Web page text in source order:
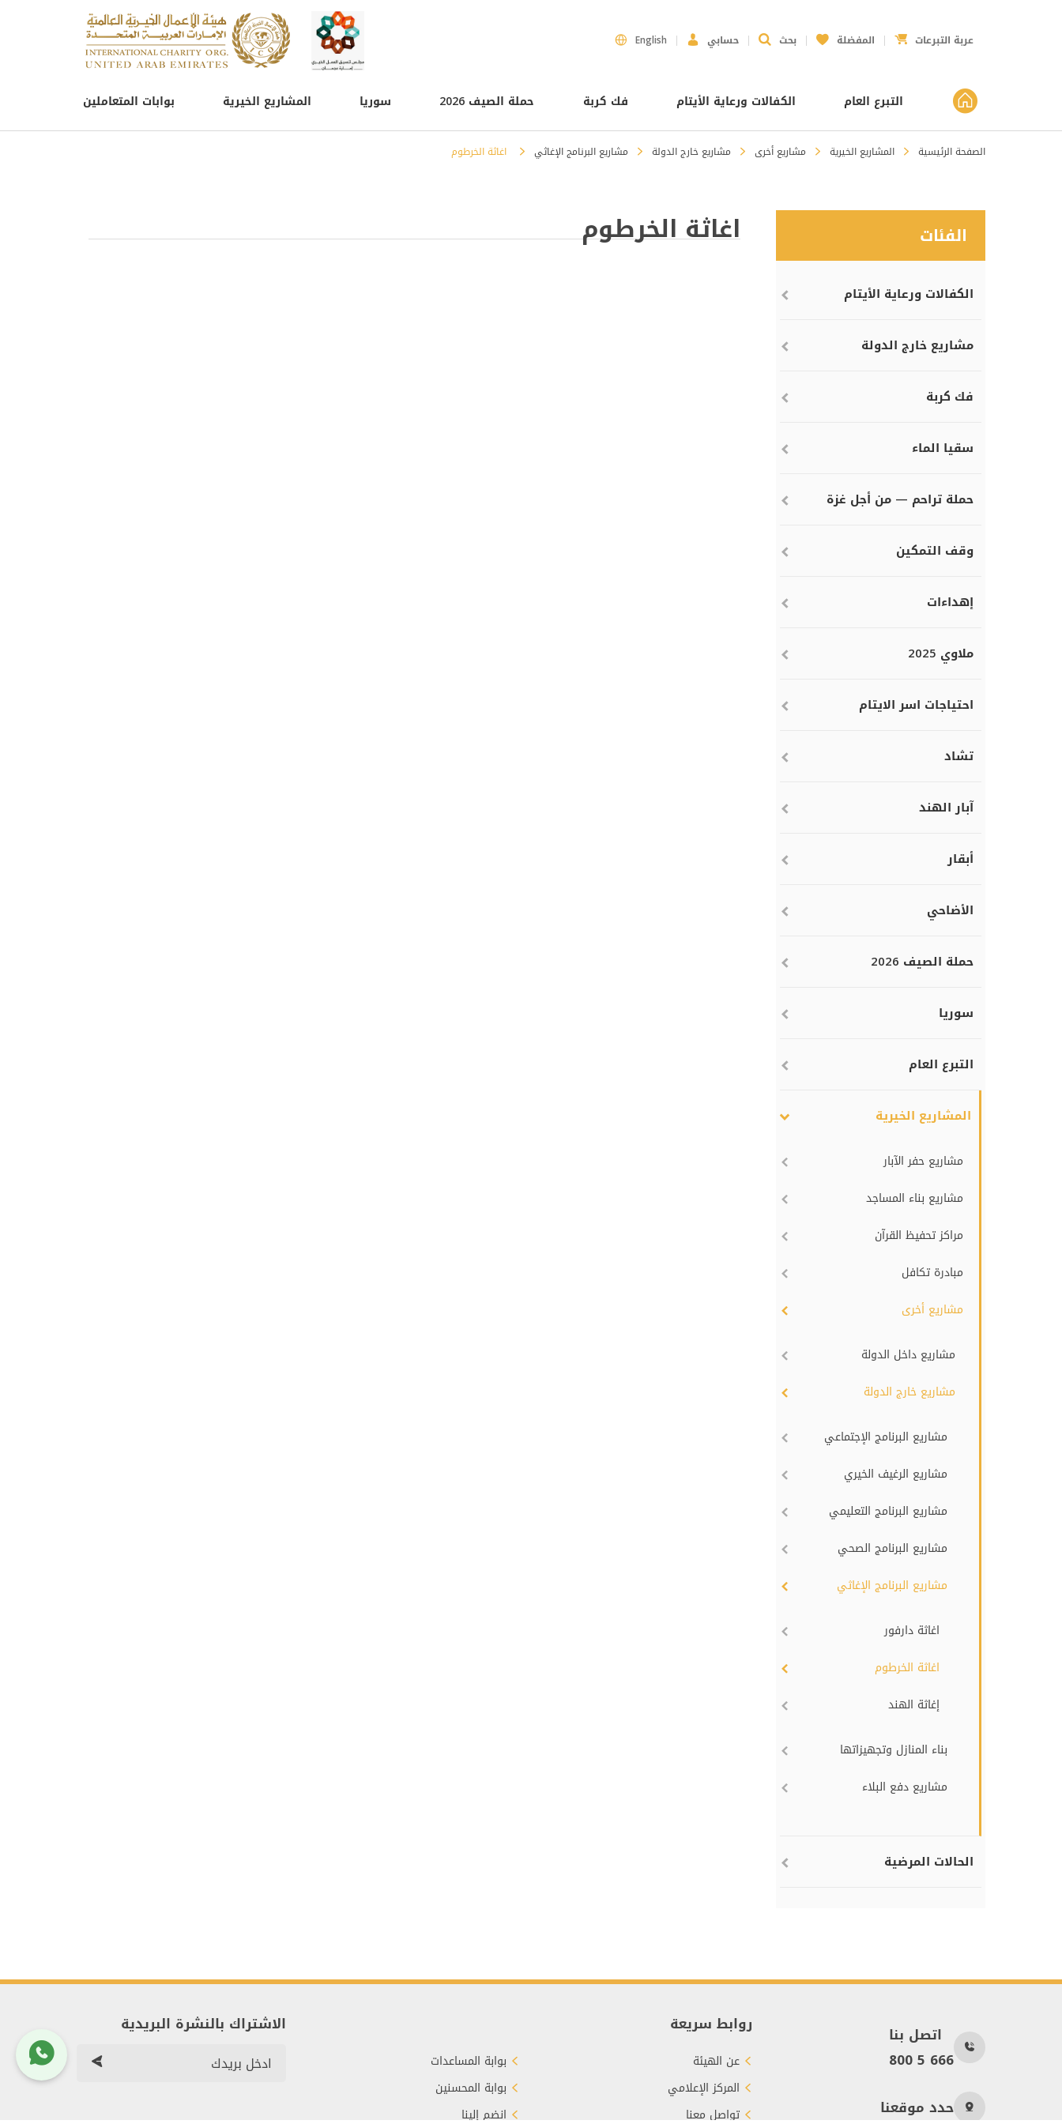
English حسابي بحث المفضلة عربة التبرعات
التبرع العام الكفالات ورعاية الأيتام فك كربة حملة الصيف 2026 سوريا المشاريع الخيرية
الصفحة الرئيسية المشاريع الخيرية مشاريع أخرى مشاريع خارج الدولة مشاريع البرنامج الإغاثي اغاثة الخرطوم
الفئات
الكفالات ورعاية الأيتام
مشاريع خارج الدولة
فك كربة
سقيا الماء
حملة تراحم — من أجل غزة
وقف التمكين
إهداءات
ملاوي 2025
احتياجات اسر الايتام
تشاد
آبار الهند
أبقار
الأضاحي
حملة الصيف 2026
سوريا
التبرع العام
المشاريع الخيرية
مشاريع حفر الآبار
مشاريع بناء المساجد
مراكز تحفيظ القرآن
مبادرة تكافل
مشاريع أخرى
مشاريع داخل الدولة
مشاريع خارج الدولة
مشاريع البرنامج الإجتماعي
مشاريع الرغيف الخيري
مشاريع البرنامج التعليمي
مشاريع البرنامج الصحي
مشاريع البرنامج الإغاثي
اغاثة دارفور
اغاثة الخرطوم
إغاثة الهند
بناء المنازل وتجهيزاتها
مشاريع دفع البلاء
الحالات المرضية
اغاثة الخرطوم
اتصل بنا
800 5 666
حدد موقعنا
روابط سريعة
عن الهيئة
المركز الإعلامي
تواصل معنا
بوابة المساعدات
بوابة المحسنين
انضم إلينا
الاشتراك بالنشرة البريدية